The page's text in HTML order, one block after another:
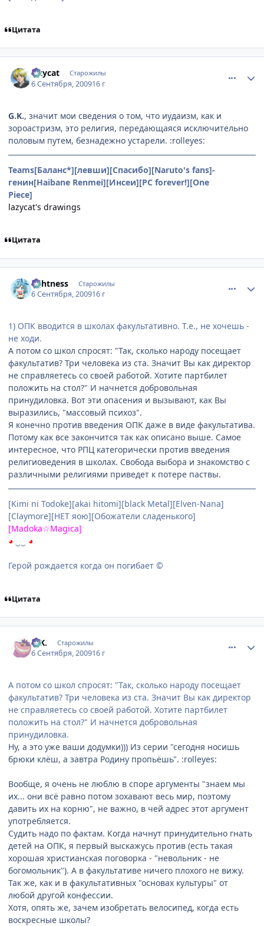
Цитата
lazycat Старожилы
6 Сентября, 200916 г
G.K., значит мои сведения о том, что иудаизм, как и
зороастризм, это религия, передающаяся исключительно
половым путем, безнадежно устарели. :rolleyes:
Teams[Баланс*][левши][Спасибо][Naruto's fans]-
генин[Haibane Renmei][Инсеи][PC forever!][One
Piece]
lazycat's drawings
Цитата
lightness Старожилы
6 Сентября, 200916 г
1) ОПК вводится в школах факультативно. Т.е., не хочешь -
не ходи.
А потом со школ спросят: "Так, сколько народу посещает
факультатив? Три человека из ста. Значит Вы как директор
не справляетесь со своей работой. Хотите партбилет
положить на стол?" И начнется добровольная
принудиловка. Вот эти опасения и вызывают, как Вы
выразились, "массовый психоз".
Я конечно против введения ОПК даже в виде факультатива.
Потому как все закончится так как описано выше. Самое
интересное, что РПЦ категорически против введения
религиоведения в школах. Свобода выбора и знакомство с
различными религиями приведет к потере паствы.
[Kimi ni Todoke][akai hitomi][black Metal][Elven-Nana]
[Claymore][НЕТ яою][Обожатели сладенького]
[Madoka☆Magica]
◕
◕
Герой рождается когда он погибает ©
Цитата
G.K. Старожилы
6 Сентября, 200916 г
А потом со школ спросят: "Так, сколько народу посещает
факультатив? Три человека из ста. Значит Вы как директор
не справляетесь со своей работой. Хотите партбилет
положить на стол?" И начнется добровольная
принудиловка.
Ну, а это уже ваши додумки))) Из серии "сегодня носишь
брюки клёш, а завтра Родину пропьёшь". :rolleyes:
Вообще, я очень не люблю в споре аргументы "знаем мы
их... они всё равно потом зохавают весь мир, поэтому
давить их на корню", не важно, в чей адрес этот аргумент
употребляется.
Судить надо по фактам. Когда начнут принудительно гнать
детей на ОПК, я первый выскажусь против (есть такая
хорошая христианская поговорка - "невольник - не
богомольник"). А в факультативе ничего плохого не вижу.
Так же, как и в факультативных "основах культуры" от
любой другой конфессии.
Хотя, опять же, зачем изобретать велосипед, когда есть
воскресные школы?